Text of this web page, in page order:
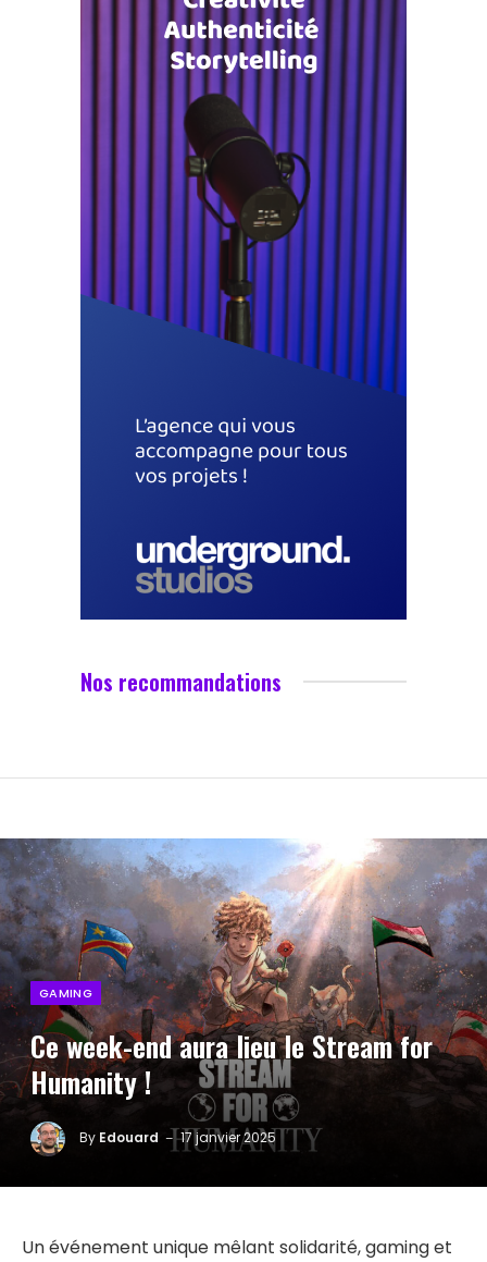
Nos recommandations
GAMING
Ce week-end aura lieu le Stream for
Humanity !
By Edouard 17 janvier 2025
Un événement unique mêlant solidarité, gaming et